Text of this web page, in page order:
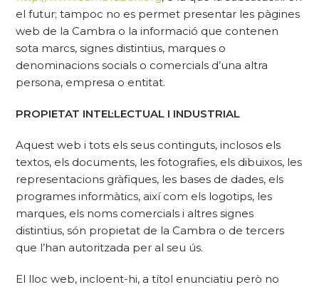
el futur; tampoc no es permet presentar les pàgines
web de la Cambra o la informació que contenen
sota marcs, signes distintius, marques o
denominacions socials o comercials d’una altra
persona, empresa o entitat.
PROPIETAT INTEL·LECTUAL I INDUSTRIAL
Aquest web i tots els seus continguts, inclosos els
textos, els documents, les fotografies, els dibuixos, les
representacions gràfiques, les bases de dades, els
programes informàtics, així com els logotips, les
marques, els noms comercials i altres signes
distintius, són propietat de la Cambra o de tercers
que l’han autoritzada per al seu ús.
El lloc web, incloent-hi, a títol enunciatiu però no